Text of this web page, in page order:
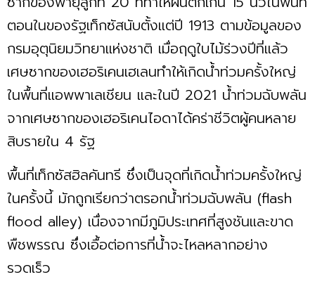
ตอนในของรัฐเท็กซัสนับตั้งแต่ปี 1913 ตามข้อมูลของ
กรมอุตุนิยมวิทยาแห่งชาติ เมื่อฤดูใบไม้ร่วงปีที่แล้ว
เศษซากของเฮอริเคนเฮเลนทำให้เกิดน้ำท่วมครั้งใหญ่
ในพื้นที่แอพพาเลเชียน และในปี 2021 น้ำท่วมฉับพลัน
จากเศษซากของเฮอริเคนไอดาได้คร่าชีวิตผู้คนหลาย
สิบรายใน 4 รัฐ
พื้นที่เท็กซัสฮิลคันทรี ซึ่งเป็นจุดที่เกิดน้ำท่วมครั้งใหญ่
ในครั้งนี้ มักถูกเรียกว่าตรอกน้ำท่วมฉับพลัน (flash
flood alley) เนื่องจากมีภูมิประเทศที่สูงชันและขาด
พืชพรรณ ซึ่งเอื้อต่อการที่น้ำจะไหลหลากอย่าง
รวดเร็ว